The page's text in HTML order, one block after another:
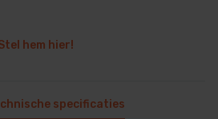
hem hier!
specificaties